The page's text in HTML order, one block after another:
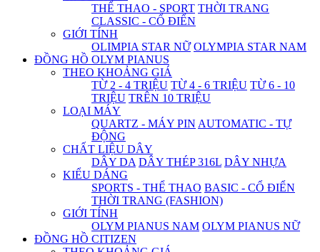
THỂ THAO - SPORT THỜI TRANG
CLASSIC - CỔ ĐIỂN
GIỚI TÍNH
OLIMPIA STAR NỮ OLYMPIA STAR NAM
ĐỒNG HỒ OLYM PIANUS
THEO KHOẢNG GIÁ
TỪ 2 - 4 TRIỆU TỪ 4 - 6 TRIỆU TỪ 6 - 10
TRIỆU TRÊN 10 TRIỆU
LOẠI MÁY
QUARTZ - MÁY PIN AUTOMATIC - TỰ
ĐỘNG
CHẤT LIỆU DÂY
DÂY DA DÂY THÉP 316L DÂY NHỰA
KIỂU DÁNG
SPORTS - THỂ THAO BASIC - CỔ ĐIỂN
THỜI TRANG (FASHION)
GIỚI TÍNH
OLYM PIANUS NAM OLYM PIANUS NỮ
ĐỒNG HỒ CITIZEN